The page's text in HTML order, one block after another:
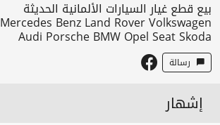
بيع قطع غيار السيارات الألمانية الحديثة
Mercedes Benz Land Rover Volkswagen
Audi Porsche BMW Opel Seat Skoda
رسالة
إشهار